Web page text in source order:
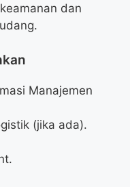
dan
Manajemen
(jika ada).